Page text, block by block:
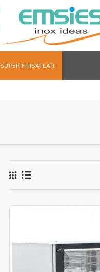
SÜPER FIRSATLAR